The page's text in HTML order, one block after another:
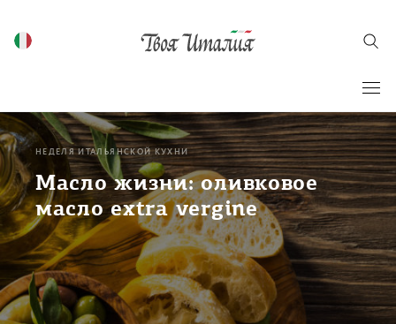
НЕДЕЛЯ ИТАЛЬЯНСКОЙ КУХНИ
Масло жизни: оливковое
масло extra vergine